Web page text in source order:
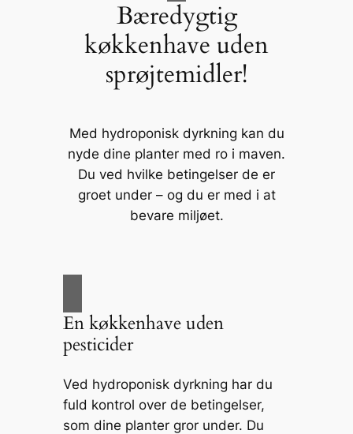
Bæredygtig
køkkenhave uden
sprøjtemidler!
Med hydroponisk dyrkning kan du
nyde dine planter med ro i maven.
Du ved hvilke betingelser de er
groet under – og du er med i at
bevare miljøet.
En køkkenhave uden
pesticider
Ved hydroponisk dyrkning har du
fuld kontrol over de betingelser,
som dine planter gror under. Du